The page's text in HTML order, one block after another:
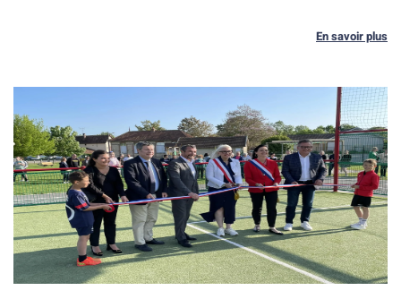
En savoir plus